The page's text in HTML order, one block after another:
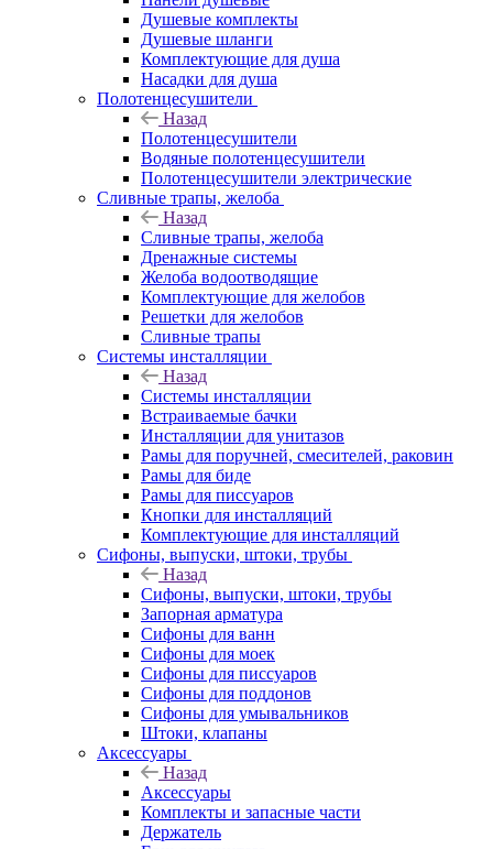
Душевые комплекты
Душевые шланги
Комплектующие для душа
Насадки для душа
Полотенцесушители
Назад
Полотенцесушители
Водяные полотенцесушители
Полотенцесушители электрические
Сливные трапы, желоба
Назад
Сливные трапы, желоба
Дренажные системы
Желоба водоотводящие
Комплектующие для желобов
Решетки для желобов
Сливные трапы
Системы инсталляции
Назад
Системы инсталляции
Встраиваемые бачки
Инсталляции для унитазов
Рамы для поручней, смесителей, раковин
Рамы для биде
Рамы для писсуаров
Кнопки для инсталляций
Комплектующие для инсталляций
Сифоны, выпуски, штоки, трубы
Назад
Сифоны, выпуски, штоки, трубы
Запорная арматура
Сифоны для ванн
Сифоны для моек
Сифоны для писсуаров
Сифоны для поддонов
Сифоны для умывальников
Штоки, клапаны
Аксессуары
Назад
Аксессуары
Комплекты и запасные части
Держатель